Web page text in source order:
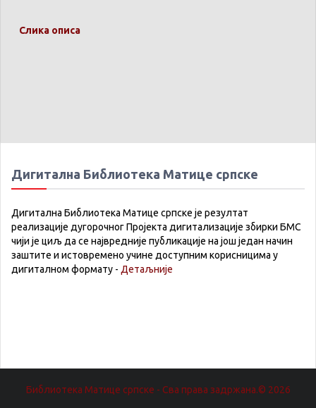
Слика описа
Дигитална Библиотека Матице српске
Дигитална Библиотека Матице српске је резултат
реализације дугорочног Пројекта дигитализације збирки БМС
чији је циљ да се највредније публикације на још један начин
заштите и истовремено учине доступним корисницима у
дигиталном формату - Детаљније
Библиотека Матице српске - Сва права задржана.© 2026